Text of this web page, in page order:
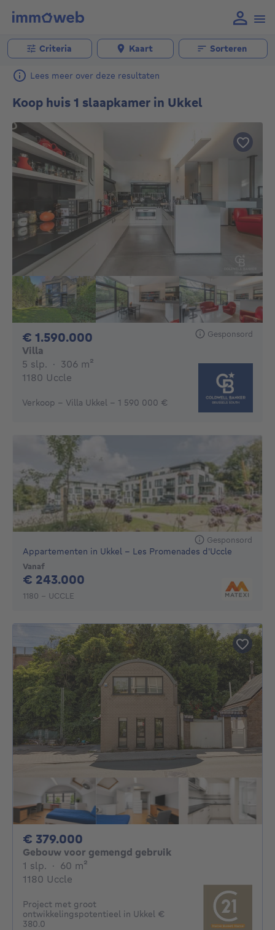
Criteria Kaart Sorteren
Lees meer over deze resultaten
Koop huis 1 slaapkamer in Ukkel
€ 1.590.000 Gesponsord
Villa
5 slp. 5 slaapkamers
· 306 m²
1180 Uccle
Verkoop - Villa Ukkel - 1 590 000 €
Gesponsord
Appartementen in Ukkel - Les Promenades d'Uccle
Vanaf
€ 243.000
1180 - UCCLE
€ 379.000
Gebouw voor gemengd gebruik
1 slp. 1 slaapkamer
· 60 m²
1180 Uccle
Project met groot
ontwikkelingspotentieel in Ukkel €
380.0